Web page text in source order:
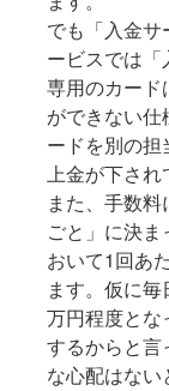
でも「入金
ービスでは「
専用のカード
ができない
ードを別の
上金が下され
また、手数
ごと」に決
おいて1回あ
ます。仮に
万円程度とな
するからと言
な心配はない